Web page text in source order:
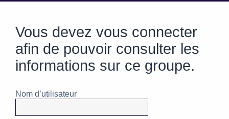
Vous devez vous connecter
afin de pouvoir consulter les
informations sur ce groupe.
Nom d’utilisateur